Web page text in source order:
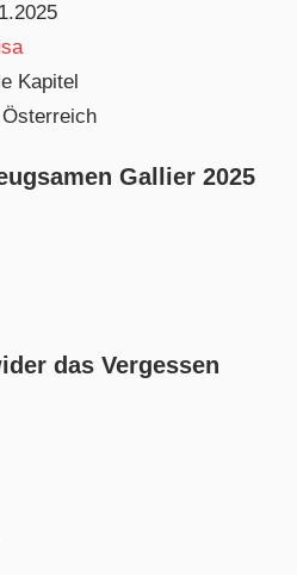
Kapitel
Gallier 2025
das Vergessen